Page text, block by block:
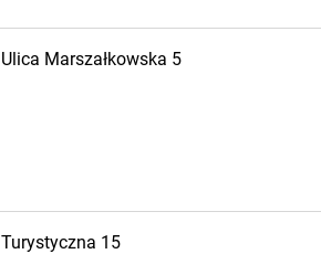
Ulica Marszałkowska 5
Turystyczna 15